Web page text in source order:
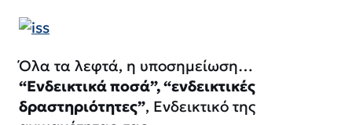
Όλα τα λεφτά, η υποσημείωση…
“Ενδεικτικά ποσά”, “ενδεικτικές
δραστηριότητες”, Ενδεικτικό της